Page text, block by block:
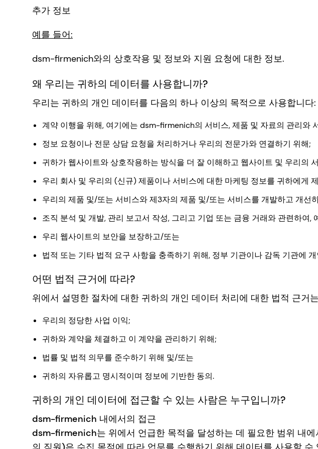
추가 정보
예를 들어:
dsm-firmenich와의 상호작용 및 정보와 지원 요청에 대한 정보.
왜 우리는 귀하의 데이터를 사용합니까?
우리는 귀하의 개인 데이터를 다음의 하나 이상의 목적으로 사용합니다:
계약 이행을 위해, 여기에는 dsm-firmenich의 서비스, 제품 및 자료의 관리와
정보 요청이나 전문 상담 요청을 처리하거나 우리의 전문가와 연결하기 위해;
귀하가 웹사이트와 상호작용하는 방식을 더 잘 이해하고 웹사이트 및 우리의
우리 회사 및 우리의 (신규) 제품이나 서비스에 대한 마케팅 정보를 귀하에게
우리의 제품 및/또는 서비스와 제3자의 제품 및/또는 서비스를 개발하고 개선
조직 분석 및 개발, 관리 보고서 작성, 그리고 기업 또는 금융 거래와 관련하여,
우리 웹사이트의 보안을 보장하고/또는
법적 또는 기타 법적 요구 사항을 충족하기 위해, 정부 기관이나 감독 기관에
어떤 법적 근거에 따라?
위에서 설명한 절차에 대한 귀하의 개인 데이터 처리에 대한 법적 근거
우리의 정당한 사업 이익;
귀하와 계약을 체결하고 이 계약을 관리하기 위해;
법률 및 법적 의무를 준수하기 위해 및/또는
귀하의 자유롭고 명시적이며 정보에 기반한 동의.
귀하의 개인 데이터에 접근할 수 있는 사람은 누구입니까?
dsm-firmenich 내에서의 접근
dsm-firmenich는 위에서 언급한 목적을 달성하는 데 필요한 범위 내